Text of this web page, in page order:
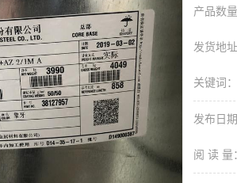
产品数量
发货地址
关键词：
发布日期
阅 读 量